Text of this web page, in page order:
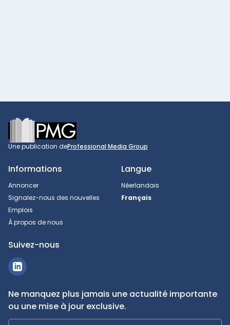
Footer
Une publication deProfessional Media Group
Informations
Annoncer
Signalez-nous des nouvelles
Emplois
À propos de nous
Langue
Néerlandais
Français
Suivez-nous
Ne manquez plus jamais une actualité importante
ou une mise à jour exclusive.